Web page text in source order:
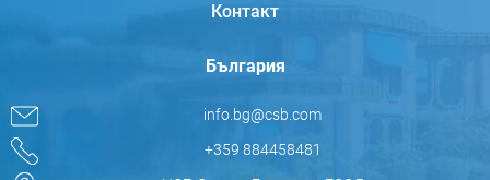
Контакт
България
info.bg@csb.com
+359 884458481